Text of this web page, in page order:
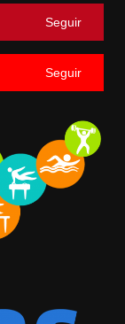
Seguir
Seguir